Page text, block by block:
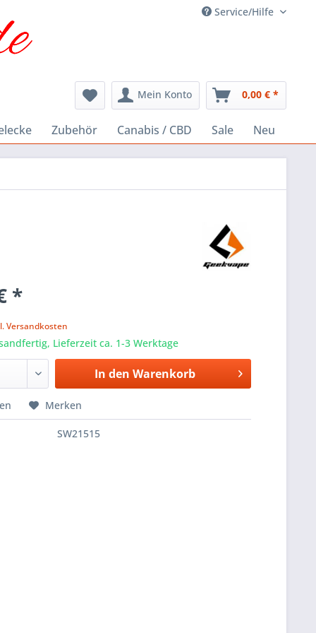
Service/Hilfe
Mein Konto 0,00 € *
Zubehör Canabis / CBD Sale Neu
*
Versandkosten
Lieferzeit ca. 1-3 Werktage
In den Warenkorb
Merken
SW21515